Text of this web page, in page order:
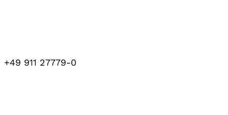
+49 911 27779-0